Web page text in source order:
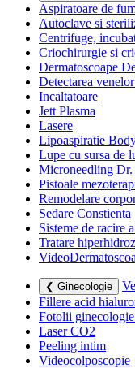
Aspiratoare de
Autoclave si
Centrifuge,
Criochirurgie si
Dermatoscoape
Detectarea
Incaltatoare
Jett Plasma
Lasere
Lipoaspiratie
Lupe cu sursa de
Microneedling Dr.
Pistoale
Remodelare
Sedare Constienta
Sisteme de racire
Tratare
❮ Ginecologie
Fillere acid
Fotolii
Laser CO2
Peeling intim
Videocolposcopie